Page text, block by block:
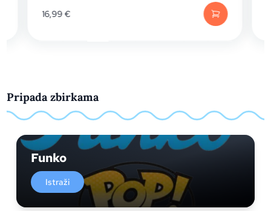
16,99€
Pripada zbirkama
Funko
Istraži